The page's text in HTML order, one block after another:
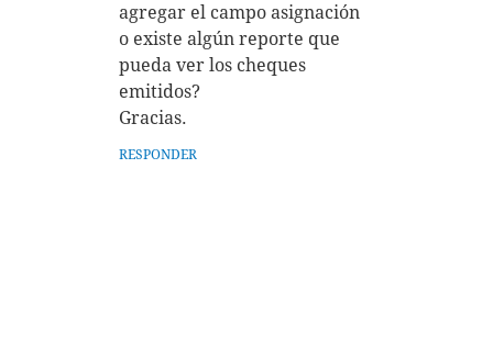
agregar el campo asignación
o existe algún reporte que
pueda ver los cheques
emitidos?
Gracias.
RESPONDER